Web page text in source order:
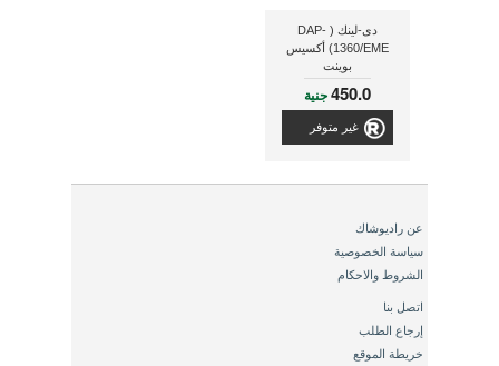
دى-لينك ( DAP-
1360/EME) أكسيس
بوينت
450.0جنية
غير متوفر
عن راديوشاك
سياسة الخصوصية
الشروط والاحكام
اتصل بنا
إرجاع الطلب
خريطة الموقع